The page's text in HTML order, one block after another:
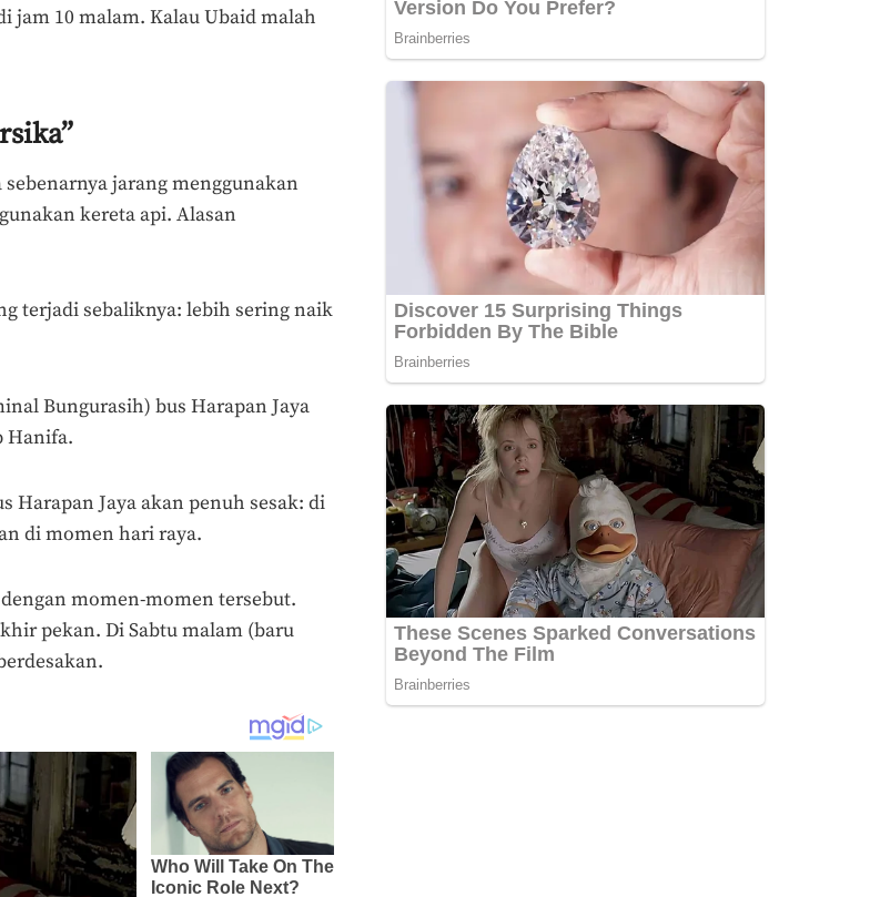
jam 10 malam. Kalau Ubaid malah
sebenarnya jarang menggunakan
kereta api. Alasan
terjadi sebaliknya: lebih sering naik
Bungurasih) bus Harapan Jaya
Hanifa.
Harapan Jaya akan penuh sesak: di
di momen hari raya.
momen-momen tersebut.
pekan. Di Sabtu malam (baru